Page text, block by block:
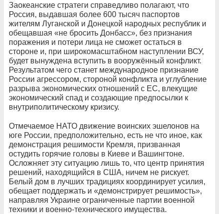
Заокеанские стратеги справедливо полагают, что
Россия, выдавшая более 600 тысяч паспортов
жителям Луганской и Донецкой народных республик и
обещавшая «не бросить Донбасс», без признания
поражения и потери лица не сможет остаться в
стороне и, при широкомасштабном наступлении ВСУ,
будет вынуждена вступить в вооружённый конфликт.
Результатом чего станет международное признание
России агрессором, стороной конфликта и углубление
разрыва экономических отношений с ЕС, влекущие
экономический спад и создающие предпосылки к
внутриполитическому кризису.
Отмечаемое НАТО движение воинских эшелонов на
юге России, предположительно, есть не что иное, как
демонстрация решимости Кремля, призванная
остудить горячие головы в Киеве и Вашингтоне.
Осложняет эту ситуацию лишь то, что центр принятия
решений, находящийся в США, ничем не рискует.
Белый дом в лучших традициях координирует усилия,
обещает поддержать и «демонстрирует решимость»,
направляя Украине ограниченные партии военной
техники и военно-технического имущества.